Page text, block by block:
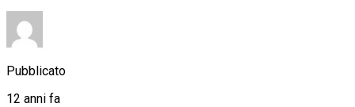
Pubblicato
12 anni fa